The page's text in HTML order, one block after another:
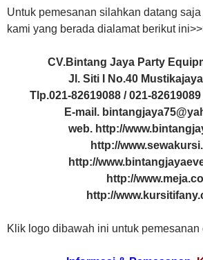
Untuk pemesanan silahkan datang
kami yang berada dialamat berikut
CV.Bintang Jaya Party
Jl. Siti I No.40
Tlp.021-82619088 / 021-
E-mail.
web. http://
http://
http://
http://www.meja.co
http://
Klik logo dibawah ini untuk pemesanan